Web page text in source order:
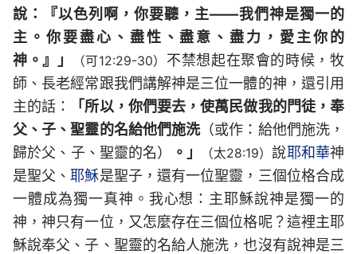
說：『以色列啊，你要聽，主——我們神是獨一的
主。你要盡心、盡性、盡意、盡力，愛主你的
神。』」
（可12:29-30） 不禁想起在聚會的時候，牧
師、長老經常跟我們講解神是三位一體的神，還引用
主的話：
「所以，你們要去，使萬民做我的門徒，奉
父、子、聖靈的名給他們施洗（或作：給他們施洗，
歸於父、子、聖靈的名）
。」 （太28:19）說耶和華神
是聖父、耶穌是聖子，還有一位聖靈，三個位格合成
一體成為獨一真神。我心想：主耶穌說神是獨一的
神，神只有一位，又怎麼存在三個位格呢？這裡主耶
穌說奉父、子、聖靈的名給人施洗，也沒有說神是三